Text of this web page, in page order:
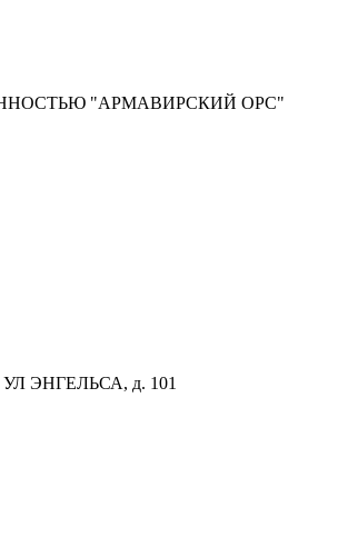
"АРМАВИРСКИЙ ОРС"
ЭНГЕЛЬСА, д. 101